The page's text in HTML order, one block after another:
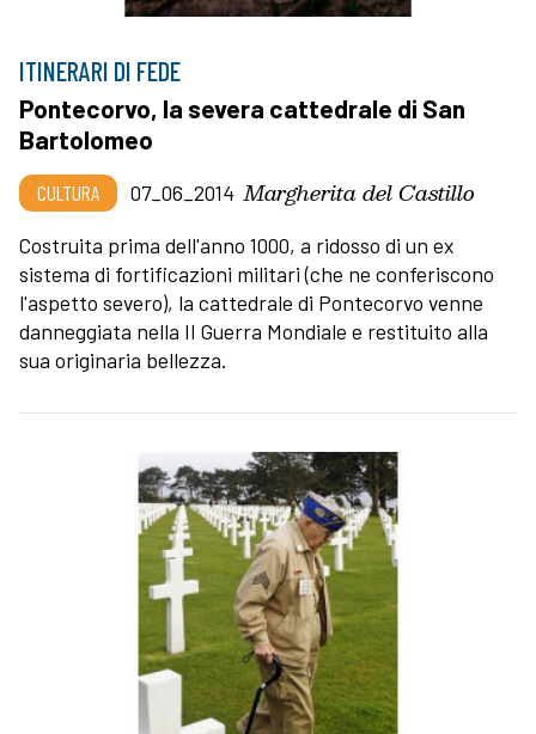
ITINERARI DI FEDE
Pontecorvo, la severa cattedrale di San
Bartolomeo
CULTURA 07_06_2014 Margherita del Castillo
Costruita prima dell'anno 1000, a ridosso di un ex
sistema di fortificazioni militari (che ne conferiscono
l'aspetto severo), la cattedrale di Pontecorvo venne
danneggiata nella II Guerra Mondiale e restituito alla
sua originaria bellezza.